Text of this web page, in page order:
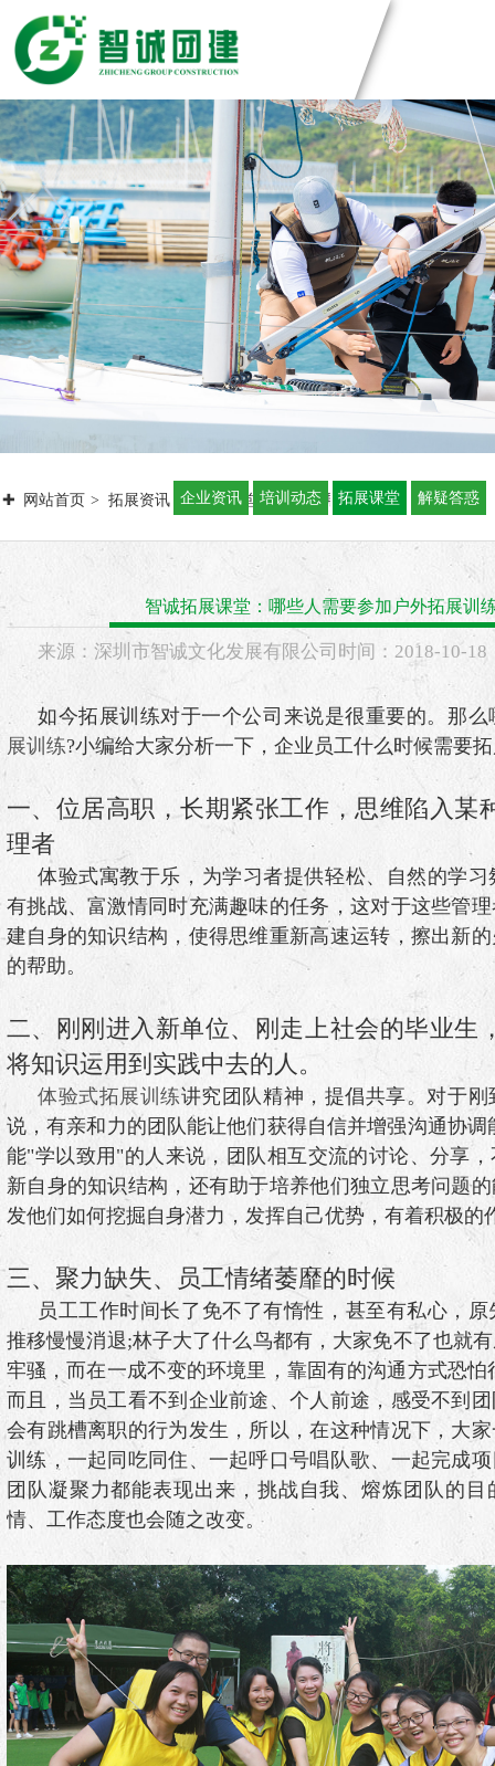
团建方案
主题团建系列
匠人制作系列
音乐释压系列
数字团建系列
文化赋能系列
组织运动系列
团建基地
深圳基地
广州基地
东莞基地
惠州基地
佛山基地
清远基地
河源基地
案例展示
创新科技公司
生产制造企业
银行保险证券
服务管理资询
学校培训机构
定制化方案
视频中心
智诚团队
联系智诚
网站首页 拓展资讯 拓展课堂 智诚拓展课堂：哪些人需要参
企业资讯 培训动态 拓展课堂 解疑答惑
智诚拓展课堂：哪些人需要参加户外拓展训
来源： 深圳市智诚文化发展有限公司 时间： 2018-10-18
如今拓展训练对于一个公司来说是很重要的。那么
展训练?小编给大家分析一下，企业员工什么时候需要
一、位居高职，长期紧张工作，思维陷入某
理者
体验式寓教于乐，为学习者提供轻松、自然的学
有挑战、富激情同时充满趣味的任务，这对于这些管
建自身的知识结构，使得思维重新高速运转，擦出新
的帮助。
二、刚刚进入新单位、刚走上社会的毕业生
将知识运用到实践中去的人。
体验式拓展训练讲究团队精神，提倡共享。对于
说，有亲和力的团队能让他们获得自信并增强沟通协调
能"学以致用"的人来说，团队相互交流的讨论、分享
新自身的知识结构，还有助于培养他们独立思考问题
发他们如何挖掘自身潜力，发挥自己优势，有着积极的
三、聚力缺失、员工情绪萎靡的时候
员工工作时间长了免不了有惰性，甚至有私心，
推移慢慢消退;林子大了什么鸟都有，大家免不了也就
牢骚，而在一成不变的环境里，靠固有的沟通方式恐怕
而且，当员工看不到企业前途、个人前途，感受不到
会有跳槽离职的行为发生，所以，在这种情况下，大
训练，一起同吃同住、一起呼口号唱队歌、一起完成
团队凝聚力都能表现出来，挑战自我、熔炼团队的目
情、工作态度也会随之改变。